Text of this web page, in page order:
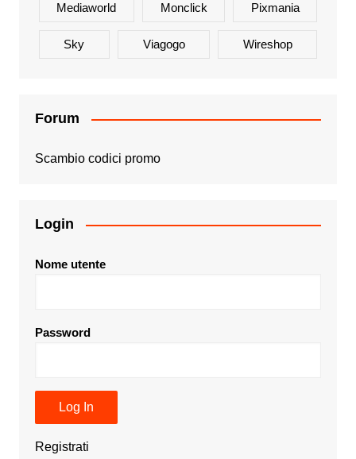
Mediaworld Monclick Pixmania
Sky Viagogo Wireshop
Forum
Scambio codici promo
Login
Nome utente
Password
Registrati